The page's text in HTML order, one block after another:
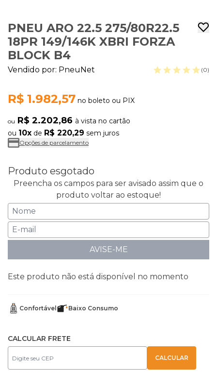
PNEU ARO 22.5 275/80R22.5
18PR 149/146K XBRI FORZA
BLOCK B4
Vendido por: PneuNet (0)
R$ 1.982,57 no boleto ou PIX
ou R$ 2.202,86 à vista no cartão
ou 10x de R$ 220,29 sem juros
Opções de parcelamento
Produto esgotado
Preencha os campos para ser avisado assim que o
produto voltar ao estoque!
AVISE-ME
Este produto não está disponível no momento
Confortável Baixo Consumo
CALCULAR FRETE